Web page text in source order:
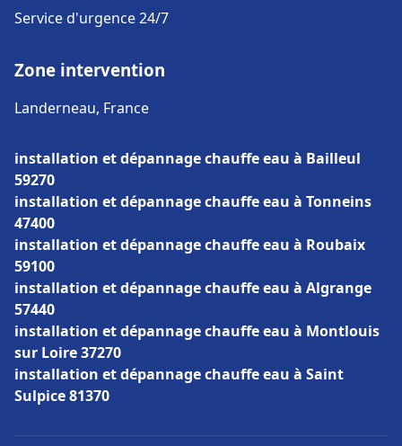
Service d'urgence 24/7
Zone intervention
Landerneau, France
installation et dépannage chauffe eau à Bailleul
59270
installation et dépannage chauffe eau à Tonneins
47400
installation et dépannage chauffe eau à Roubaix
59100
installation et dépannage chauffe eau à Algrange
57440
installation et dépannage chauffe eau à Montlouis
sur Loire 37270
installation et dépannage chauffe eau à Saint
Sulpice 81370